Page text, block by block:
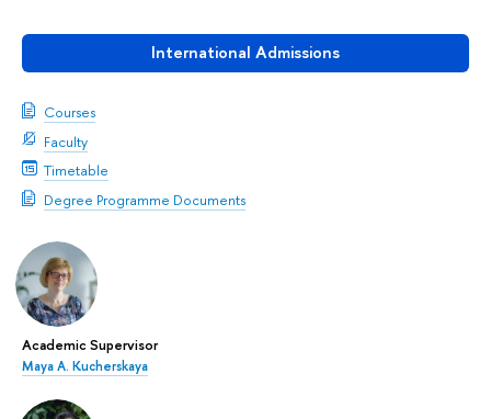
International Admissions
Courses
Faculty
Timetable
Degree Programme Documents
Academic Supervisor
Maya A. Kucherskaya